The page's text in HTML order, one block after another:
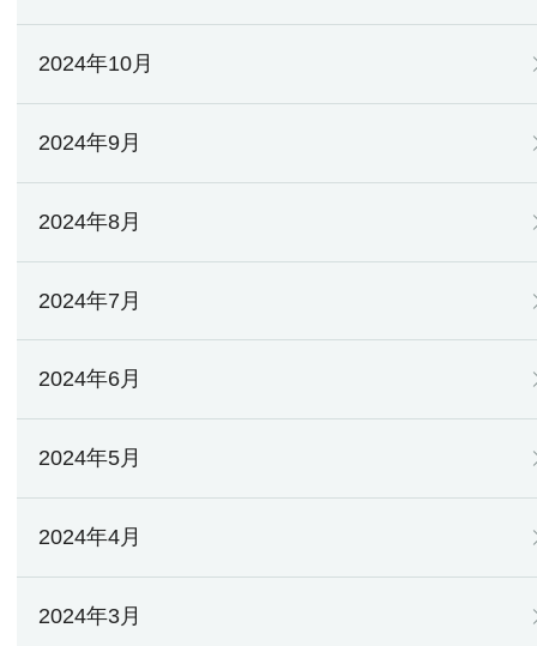
2024年10月
2024年9月
2024年8月
2024年7月
2024年6月
2024年5月
2024年4月
2024年3月